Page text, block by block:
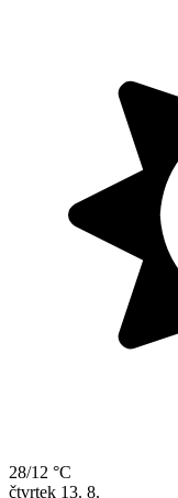
28/12 °C
čtvrtek 13. 8.